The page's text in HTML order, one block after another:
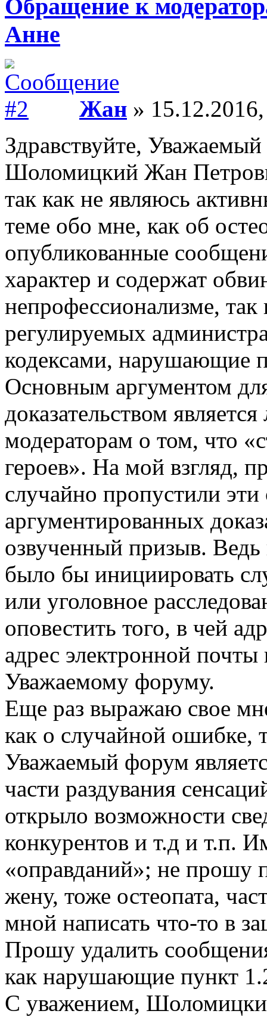
Обращение к
Анне
Жан »
Здравствуйте,
Шоломицкий Жан
так как не являюсь
теме обо мне, как об
опубликованные
характер и содержат
непрофессионализме,
регулируемых
кодексами, нарушающие
Основным аргументом
доказательством
модераторам о том, что
героев». На мой взгляд,
случайно пропустили
аргументированных
озвученный призыв. Ведь
было бы инициировать
или уголовное
оповестить того, в чей
адрес электронной
Уважаемому форуму.
Еще раз выражаю свое
как о случайной ошибке,
Уважаемый форум
части раздувания
открыло возможности
конкурентов и т.д и т.п.
«оправданий»; не прошу
жену, тоже остеопата,
мной написать что-то в
Прошу удалить
как нарушающие пункт
С уважением,